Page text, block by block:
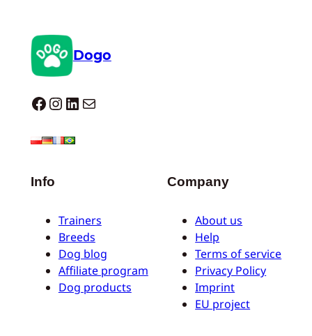
Dogo
Dogo facebook InstagramLinkedIn Correo electrónico
Info
Trainers
Breeds
Dog blog
Affiliate program
Dog products
Company
About us
Help
Terms of service
Privacy Policy
Imprint
EU project